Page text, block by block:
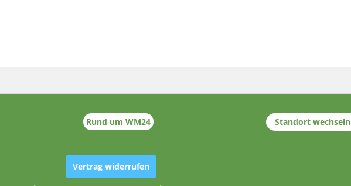
Rund um WM24 Standort wechseln
Vertrag widerrufen